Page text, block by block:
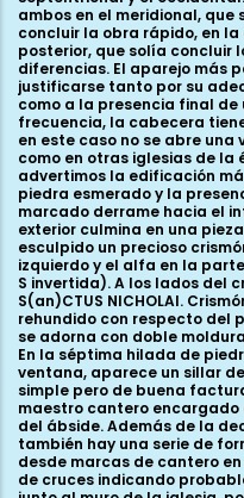
ambos en el meridional, que
concluir la obra rápido, en
posterior, que solía concluir
diferencias. El aparejo más
justificarse tanto por su
como a la presencia final
frecuencia, la cabecera
en este caso no se abre
como en otras iglesias de la
advertimos la edificación
piedra esmerado y la
marcado derrame hacia el
exterior culmina en una
esculpido un precioso
izquierdo y el alfa en la
S invertida). A los lados del
S(an)CTUS NICHOLAI.
rehundido con respecto del
se adorna con doble
En la séptima hilada de
ventana, aparece un sillar
simple pero de buena
maestro cantero
del ábside. Además de la
también hay una serie de
desde marcas de cantero
de cruces indicando